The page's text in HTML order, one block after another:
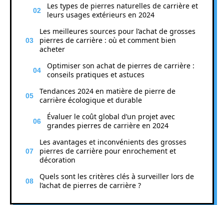
Les types de pierres naturelles de carrière et
leurs usages extérieurs en 2024
Les meilleures sources pour l’achat de grosses
pierres de carrière : où et comment bien
acheter
Optimiser son achat de pierres de carrière :
conseils pratiques et astuces
Tendances 2024 en matière de pierre de
carrière écologique et durable
Évaluer le coût global d’un projet avec
grandes pierres de carrière en 2024
Les avantages et inconvénients des grosses
pierres de carrière pour enrochement et
décoration
Quels sont les critères clés à surveiller lors de
l’achat de pierres de carrière ?